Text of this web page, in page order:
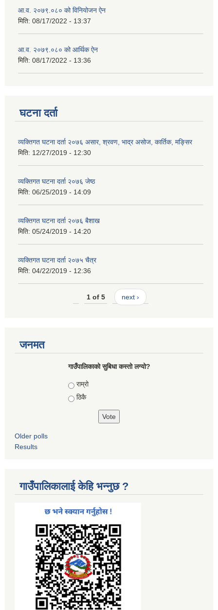
आ.व. २०७९.०८० को विनियोजन ऐन
मिति: 08/17/2022 - 13:37
आ.व. २०७९.०८० को आर्थिक ऐन
मिति: 08/17/2022 - 13:36
घटना दर्ता
व्यक्तिगत घटना दर्ता २०७६ असार, श्रवण, भाद्र असोज, कार्तिक, मङ्सिर
मिति: 12/27/2019 - 12:30
व्यक्तिगत घटना दर्ता २०७६ जेष्ठ
मिति: 06/25/2019 - 14:09
व्यक्तिगत घटना दर्ता २०७६ बैशाख
मिति: 05/24/2019 - 14:20
व्यक्तिगत घटना दर्ता २०७५ चैत्र
मिति: 04/22/2019 - 12:36
1 of 5 next ›
जनमत
गाउँपालिकाको सुबिधा कस्तो लग्यो?
Choices
राम्रो
ठिकै
Older polls
Results
गाउँपालिकालाई केहि भन्नुछ ?